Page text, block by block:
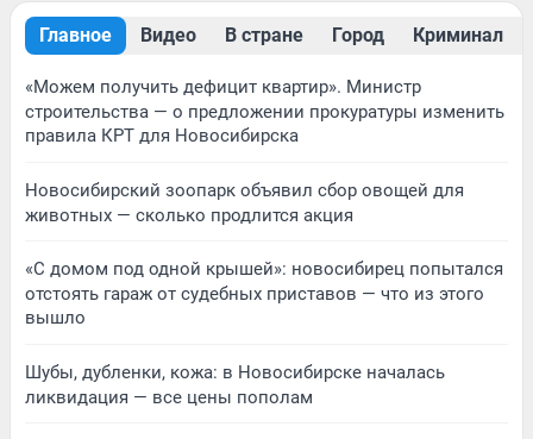
Главное Видео В стране Город Криминал
«Можем получить дефицит квартир». Министр
строительства — о предложении прокуратуры изменить
правила КРТ для Новосибирска
Новосибирский зоопарк объявил сбор овощей для
животных — сколько продлится акция
«С домом под одной крышей»: новосибирец попытался
отстоять гараж от судебных приставов — что из этого
вышло
Шубы, дубленки, кожа: в Новосибирске началась
ликвидация — все цены пополам